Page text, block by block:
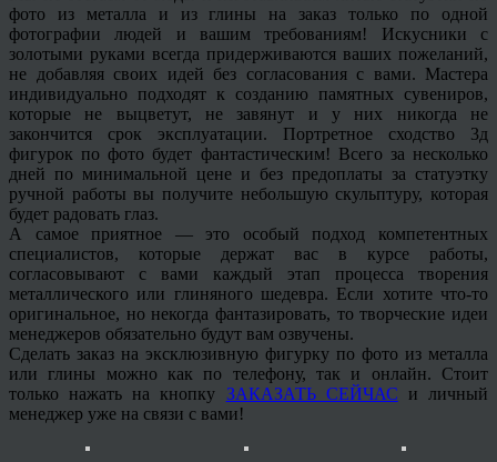
фото из металла и из глины на заказ только по одной
фотографии людей и вашим требованиям! Искусники с
золотыми руками всегда придерживаются ваших пожеланий,
не добавляя своих идей без согласования с вами. Мастера
индивидуально подходят к созданию памятных сувениров,
которые не выцветут, не завянут и у них никогда не
закончится срок эксплуатации. Портретное сходство 3д
фигурок по фото будет фантастическим! Всего за несколько
дней по минимальной цене и без предоплаты за статуэтку
ручной работы вы получите небольшую скульптуру, которая
будет радовать глаз.
А самое приятное — это особый подход компетентных
специалистов, которые держат вас в курсе работы,
согласовывают с вами каждый этап процесса творения
металлического или глиняного шедевра. Если хотите что-то
оригинальное, но некогда фантазировать, то творческие идеи
менеджеров обязательно будут вам озвучены.
Сделать заказ на эксклюзивную фигурку по фото из металла
или глины можно как по телефону, так и онлайн. Стоит
только нажать на кнопку ЗАКАЗАТЬ СЕЙЧАС и личный
менеджер уже на связи с вами!